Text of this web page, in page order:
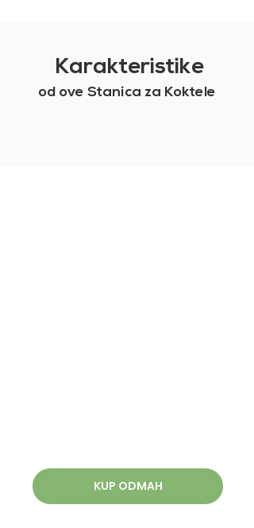
Karakteristike
od ove Stanica za Koktele
KUP ODMAH